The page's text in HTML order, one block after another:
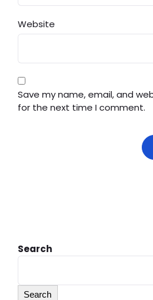
Website
Save my name, email, and
for the next time I comment.
Search
Search